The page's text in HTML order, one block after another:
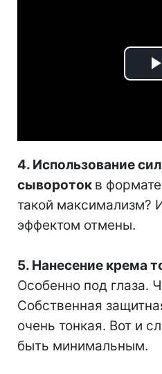
4. Использование
сывороток в
такой максимализм?
эффектом отмены.
5. Нанесение крема
Особенно под глаза.
Собственная
очень тонкая. Вот и
быть минимальным.